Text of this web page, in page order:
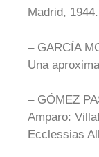
Madrid, 1944.
– GARCÍA
Una
– GÓMEZ
Amparo:
Ecclessias